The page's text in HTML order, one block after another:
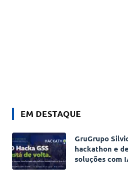
EM DESTAQUE
GruGrupo
hackathon e
soluções com